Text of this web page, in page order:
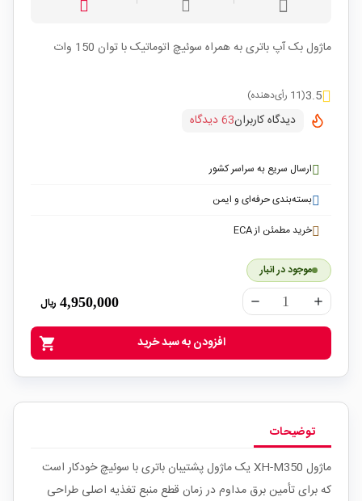
ماژول بک آپ باتری به همراه سوئیچ اتوماتیک با توان 150 وات
3.5(11 رأی‌دهنده)
دیدگاه کاربران63 دیدگاه
ارسال سریع به سراسر کشور
بسته‌بندی حرفه‌ای و ایمن
خرید مطمئن از ECA
موجود در انبار
remove add
4,950,000 ریال
shopping_cart افزودن به سبد خرید
توضیحات
ماژول XH-M350 یک ماژول پشتیبان باتری با سوئیچ خودکار است
که برای تأمین برق مداوم در زمان قطع منبع تغذیه اصلی طراحی